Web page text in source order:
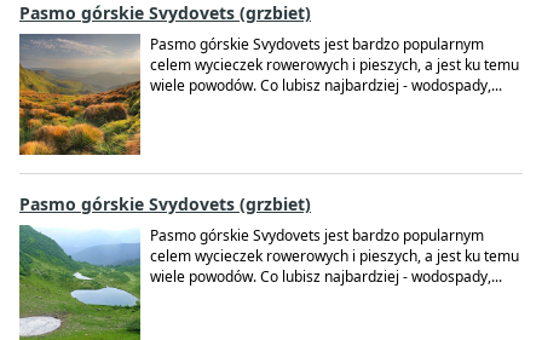
Pasmo górskie Svydovets (grzbiet)
Pasmo górskie Svydovets jest bardzo popularnym
celem wycieczek rowerowych i pieszych, a jest ku temu
wiele powodów. Co lubisz najbardziej - wodospady,...
Pasmo górskie Svydovets (grzbiet)
Pasmo górskie Svydovets jest bardzo popularnym
celem wycieczek rowerowych i pieszych, a jest ku temu
wiele powodów. Co lubisz najbardziej - wodospady,...